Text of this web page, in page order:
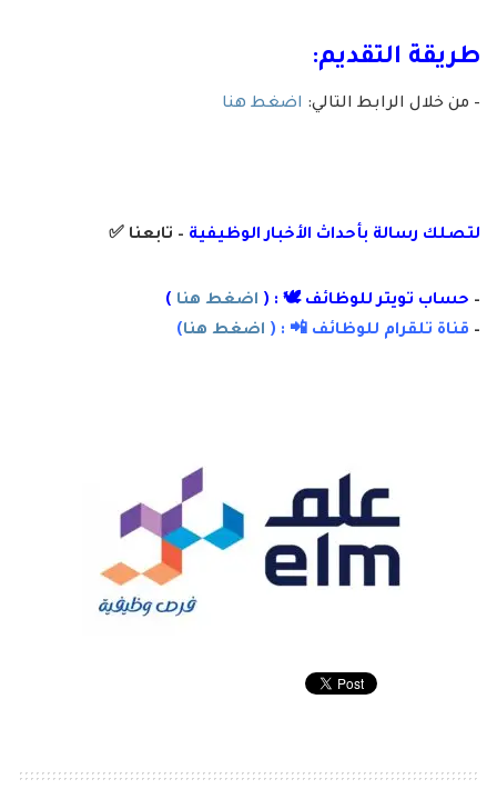
طريقة التقديم:
– من خلال الرابط التالي: اضغط هنا
لتصلك رسالة بأحداث الأخبار الوظيفية – تابعنا ✅
– حساب تويتر للوظائف 🕊 : ( اضغط هنا )
– قناة تلقرام للوظائف 📲 : ( اضغط هنا)